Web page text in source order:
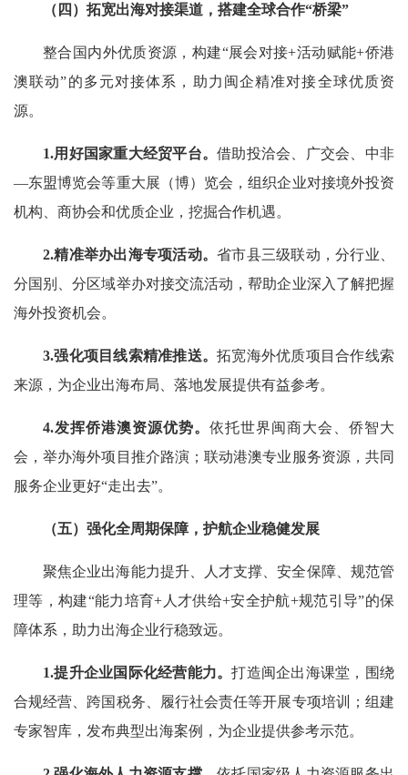
（四）拓宽出海对接渠道，搭建全球合作“桥梁”
整合国内外优质资源，构建“展会对接+活动赋能+侨港
澳联动”的多元对接体系，助力闽企精准对接全球优质资
源。
1.用好国家重大经贸平台。借助投洽会、广交会、中非
—东盟博览会等重大展（博）览会，组织企业对接境外投资
机构、商协会和优质企业，挖掘合作机遇。
2.精准举办出海专项活动。省市县三级联动，分行业、
分国别、分区域举办对接交流活动，帮助企业深入了解把握
海外投资机会。
3.强化项目线索精准推送。拓宽海外优质项目合作线索
来源，为企业出海布局、落地发展提供有益参考。
4.发挥侨港澳资源优势。 依托世界闽商大会、侨智大
会，举办海外项目推介路演；联动港澳专业服务资源，共同
服务企业更好“走出去”。
（五）强化全周期保障，护航企业稳健发展
聚焦企业出海能力提升、人才支撑、安全保障、规范管
理等，构建“能力培育+人才供给+安全护航+规范引导”的保
障体系，助力出海企业行稳致远。
1.提升企业国际化经营能力。打造闽企出海课堂，围绕
合规经营、跨国税务、履行社会责任等开展专项培训；组建
专家智库，发布典型出海案例，为企业提供参考示范。